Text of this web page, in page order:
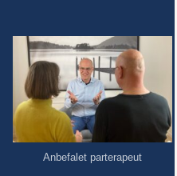
Anbefalet parterapeut